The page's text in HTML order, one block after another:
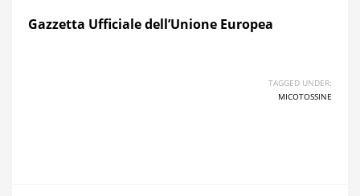
Gazzetta Ufficiale dell’Unione Europea
TAGGED UNDER:
MICOTOSSINE